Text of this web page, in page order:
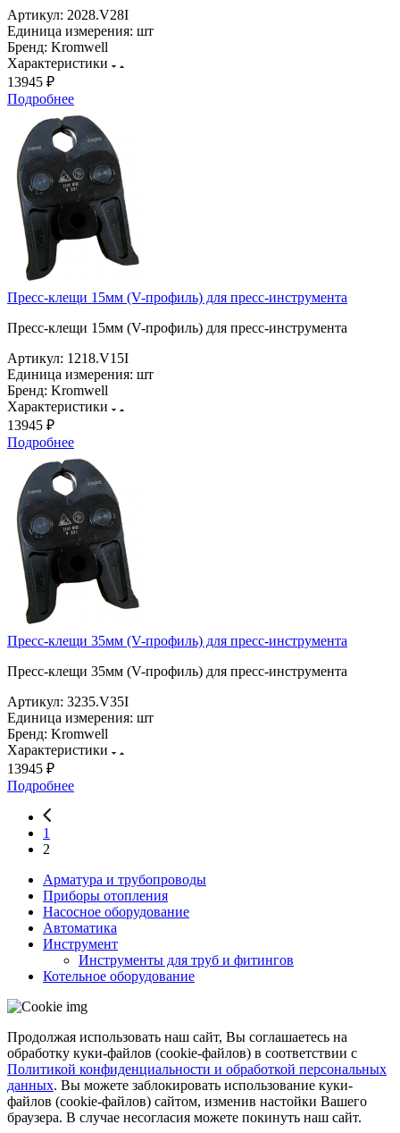
Артикул: 2028.V28I
Единица измерения: шт
Бренд: Kromwell
Характеристики
13945 ₽
Подробнее
Пресс-клещи 15мм (V-профиль) для пресс-инструмента
Пресс-клещи 15мм (V-профиль) для пресс-инструмента
Артикул: 1218.V15I
Единица измерения: шт
Бренд: Kromwell
Характеристики
13945 ₽
Подробнее
Пресс-клещи 35мм (V-профиль) для пресс-инструмента
Пресс-клещи 35мм (V-профиль) для пресс-инструмента
Артикул: 3235.V35I
Единица измерения: шт
Бренд: Kromwell
Характеристики
13945 ₽
Подробнее
1
2
Арматура и трубопроводы
Приборы отопления
Насосное оборудование
Автоматика
Инструмент
Инструменты для труб и фитингов
Котельное оборудование
Продолжая использовать наш сайт, Вы соглашаетесь на
обработку куки-файлов (cookie-файлов) в соответствии с
Политикой конфиденциальности и обработкой персональных
данных. Вы можете заблокировать использование куки-
файлов (cookie-файлов) сайтом, изменив настойки Вашего
браузера. В случае несогласия можете покинуть наш сайт.